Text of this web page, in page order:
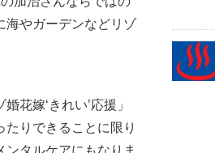
海やガーデンなどリゾ
花嫁‘きれい’応援」
りできることに限り